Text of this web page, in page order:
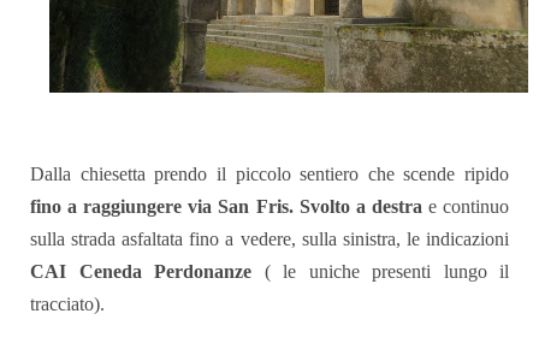
Dalla chiesetta prendo il piccolo sentiero che scende ripido
fino a raggiungere via San Fris. Svolto a destra e continuo
sulla strada asfaltata fino a vedere, sulla sinistra, le indicazioni
CAI Ceneda Perdonanze ( le uniche presenti lungo il
tracciato).